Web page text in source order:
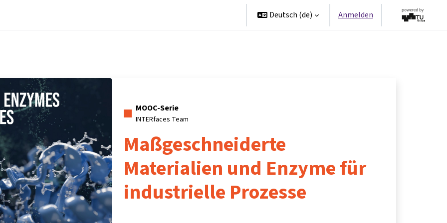
Deutsch ‎(de)‎ Anmelden
MOOC-Serie
INTERfaces Team
Maßgeschneiderte
Materialien und Enzyme für
industrielle Prozesse